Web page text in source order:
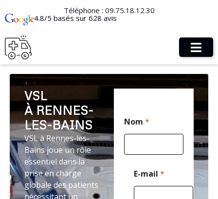
Téléphone : 09.75.18.12.30
4.8/5 basés sur 628 avis
VSL
À RENNES-
LES-BAINS
VSL à Rennes-les-
Bains joue un rôle
essentiel dans la
prise en charge
globale des patients
nécessitant un
Nom *
m
E-mail *